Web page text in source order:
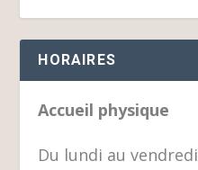
HORAIRES
Accueil physique
Du lundi au vendredi